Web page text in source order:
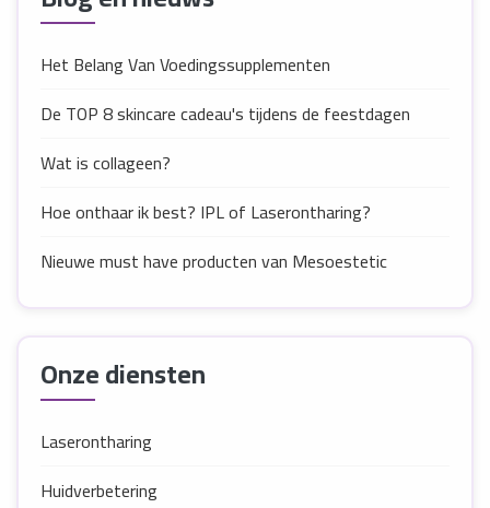
Het Belang Van Voedingssupplementen
De TOP 8 skincare cadeau's tijdens de feestdagen
Wat is collageen?
Hoe onthaar ik best? IPL of Laserontharing?
Nieuwe must have producten van Mesoestetic
Onze diensten
Laserontharing
Huidverbetering